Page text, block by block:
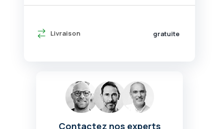
Livraison gratuite
Contactez nos experts